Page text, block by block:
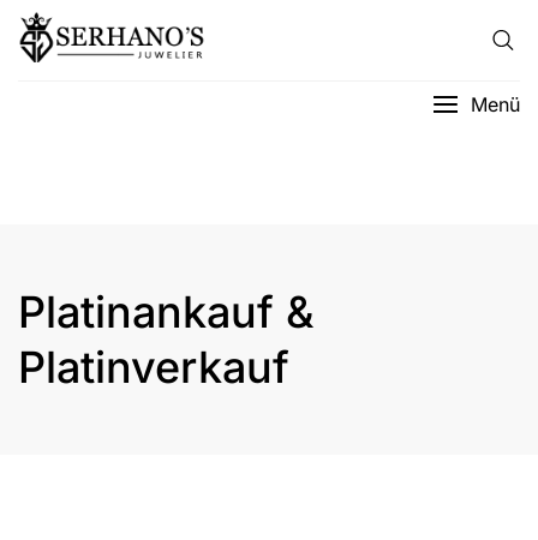
Menü
Platinankauf &
Platinverkauf